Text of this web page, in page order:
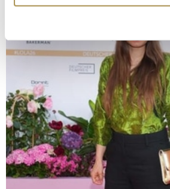
erfassen, welche bis auf einige
bestimmten Merkmalen
Erfahren Sie mehr darüber, wie Ihre
verarbeitet werden, und legen Sie
Abschnitt Einzelheitenfest.
Wir verwenden Cookies, um Inhalte
personalisieren, Funktionen für
zu können und die Zugriffe auf
analysieren. Außerdem geben wir
Verwendung unserer Website an